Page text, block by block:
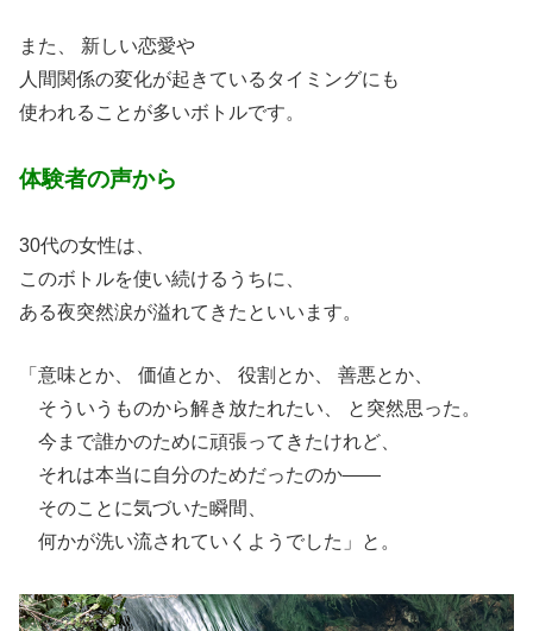
また、 新しい恋愛や
人間関係の変化が起きているタイミングにも
使われることが多いボトルです。
体験者の声から
30代の女性は、
このボトルを使い続けるうちに、
ある夜突然涙が溢れてきたといいます。
「意味とか、 価値とか、 役割とか、 善悪とか、
そういうものから解き放たれたい、 と突然思った。
今まで誰かのために頑張ってきたけれど、
それは本当に自分のためだったのか——
そのことに気づいた瞬間、
何かが洗い流されていくようでした」と。